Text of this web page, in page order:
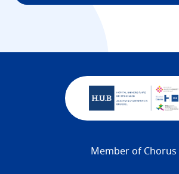
Member of Chorus